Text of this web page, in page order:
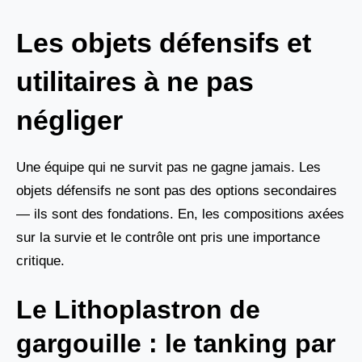
Les objets défensifs et
utilitaires à ne pas
négliger
Une équipe qui ne survit pas ne gagne jamais. Les
objets défensifs ne sont pas des options secondaires
— ils sont des fondations. En, les compositions axées
sur la survie et le contrôle ont pris une importance
critique.
Le Lithoplastron de
gargouille : le tanking par